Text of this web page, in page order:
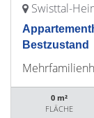
Swisttal-
Bestzustand
0 m²
FLÄCHE